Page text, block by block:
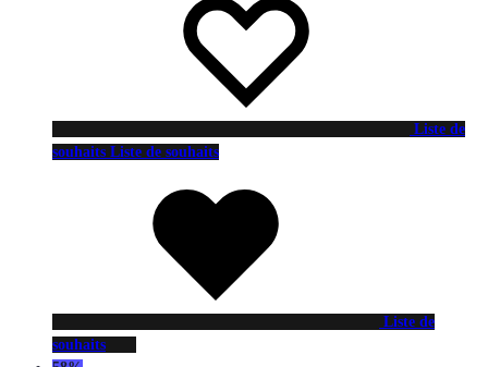
Liste de
souhaits Liste de souhaits
Liste de
souhaits